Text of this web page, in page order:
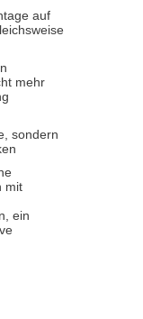
auf
mehr
sondern
mit
ein